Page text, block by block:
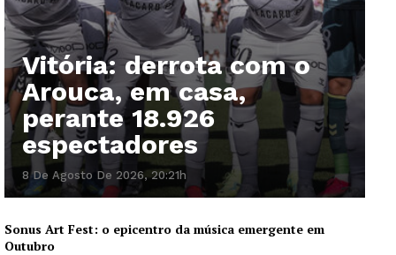
Vitória: derrota com o
Arouca, em casa,
perante 18.926
espectadores
8 De Agosto De 2026, 20:21h
Sonus Art Fest: o epicentro da música emergente em
Outubro